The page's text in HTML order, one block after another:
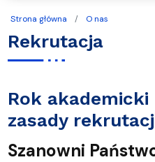
Strona główna O nas
Rekrutacja
Rok
zasady
Szanowni